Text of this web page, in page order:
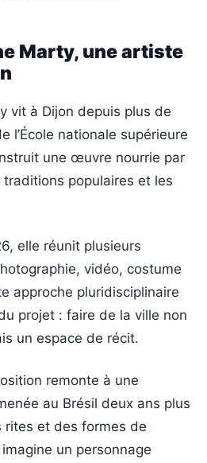
Marty, une artiste
vit à Dijon depuis plus de
l’École nationale supérieure
une œuvre nourrie par
traditions populaires et les
elle réunit plusieurs
vidéo, costume
approche pluridisciplinaire
projet : faire de la ville non
un espace de récit.
remonte à une
au Brésil deux ans plus
rites et des formes de
un personnage